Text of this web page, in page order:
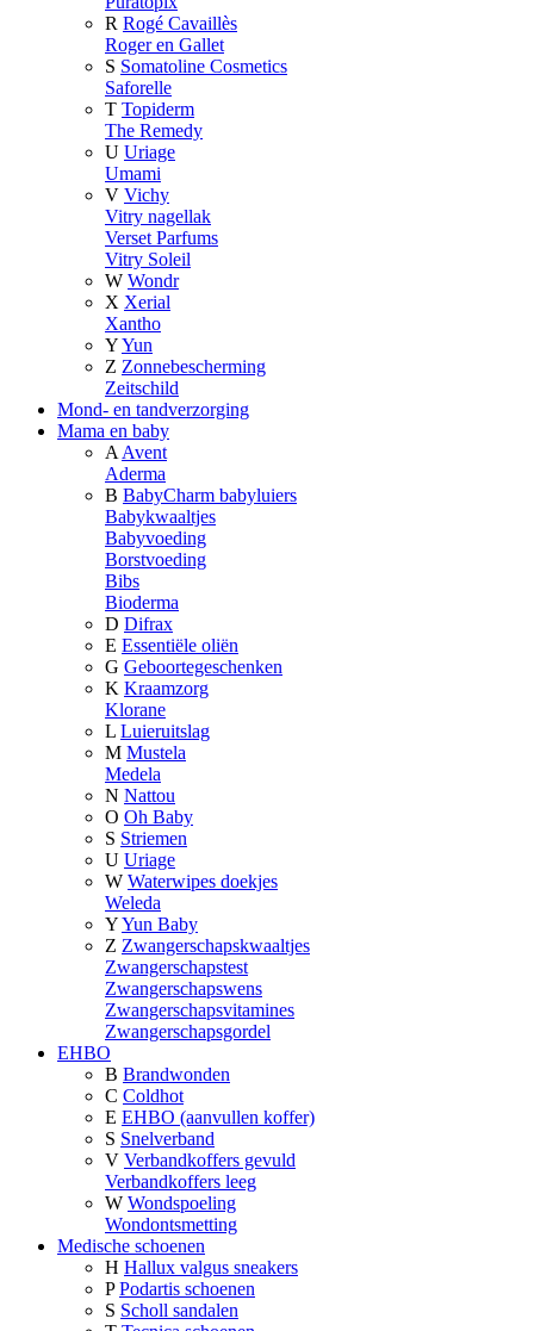
R Rogé Cavaillès
Roger en Gallet
S Somatoline Cosmetics
Saforelle
T Topiderm
The Remedy
U Uriage
Umami
V Vichy
Vitry nagellak
Verset Parfums
Vitry Soleil
W Wondr
X Xerial
Xantho
YYun
Z Zonnebescherming
Zeitschild
Mond- en tandverzorging
Mama en baby
A Avent
Aderma
B BabyCharm babyluiers
Babykwaaltjes
Babyvoeding
Borstvoeding
Bibs
Bioderma
D Difrax
E Essentiële oliën
G Geboortegeschenken
K Kraamzorg
Klorane
L Luieruitslag
M Mustela
Medela
N Nattou
O Oh Baby
S Striemen
U Uriage
W Waterwipes doekjes
Weleda
YYun Baby
Z Zwangerschapskwaaltjes
Zwangerschapstest
Zwangerschapswens
Zwangerschapsvitamines
Zwangerschapsgordel
EHBO
B Brandwonden
C Coldhot
E EHBO (aanvullen koffer)
S Snelverband
V Verbandkoffers gevuld
Verbandkoffers leeg
W Wondspoeling
Wondontsmetting
Medische schoenen
H Hallux valgus sneakers
P Podartis schoenen
S Scholl sandalen